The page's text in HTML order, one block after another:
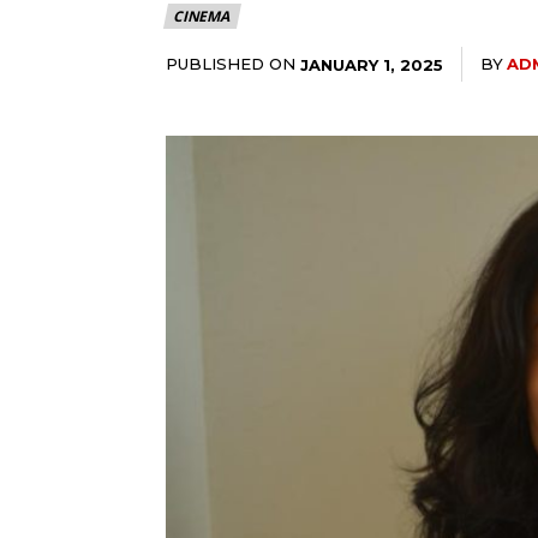
CINEMA
PUBLISHED ON JANUARY 1, 2025 BY